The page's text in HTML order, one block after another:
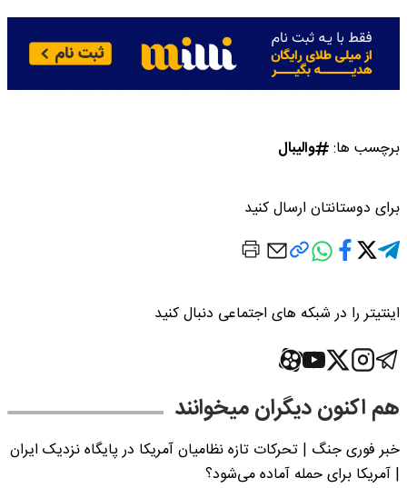
برچسب ها: والیبال
برای دوستانتان ارسال کنید
اینتیتر را در شبکه های اجتماعی دنبال کنید
هم اکنون دیگران میخوانند
خبر فوری جنگ | تحرکات تازه نظامیان آمریکا در پایگاه نزدیک ایران
| آمریکا برای حمله آماده می‌شود؟